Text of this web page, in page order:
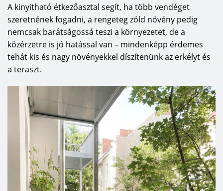
A kinyitható étkezőasztal segít, ha több vendéget
szeretnének fogadni, a rengeteg zöld növény pedig
nemcsak barátságossá teszi a környezetet, de a
közérzetre is jó hatással van – mindenképp érdemes
tehát kis és nagy növényekkel díszítenünk az erkélyt és
a teraszt.